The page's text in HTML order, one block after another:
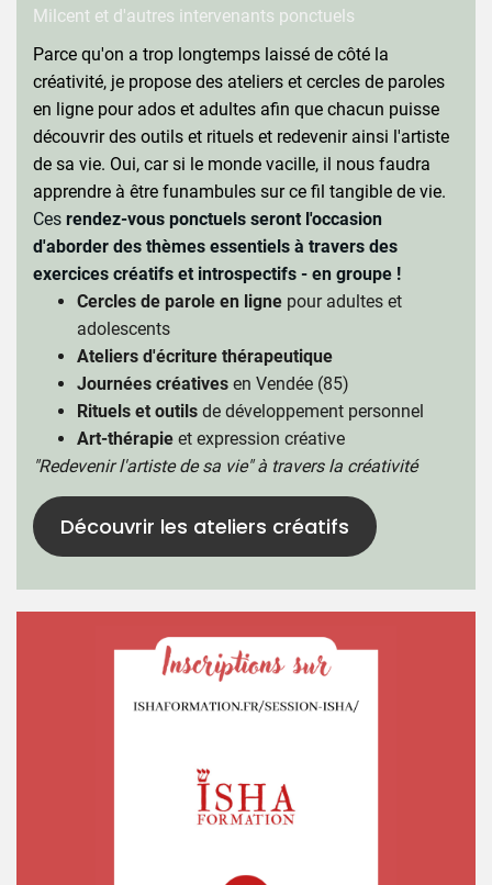
Milcent et d'autres intervenants ponctuels
Parce qu'on a trop longtemps laissé de côté la
créativité, je propose des ateliers et cercles de paroles
en ligne pour ados et adultes afin que chacun puisse
découvrir des outils et rituels et redevenir ainsi l'artiste
de sa vie. Oui, car si le monde vacille, il nous faudra
apprendre à être funambules sur ce fil tangible de vie.
Ces rendez-vous ponctuels seront l'occasion
d'aborder des thèmes essentiels à travers des
exercices créatifs et introspectifs - en groupe !
Cercles de parole en ligne pour adultes et
adolescents
Ateliers d'écriture thérapeutique
Journées créatives en Vendée (85)
Rituels et outils de développement personnel
Art-thérapie et expression créative
"Redevenir l'artiste de sa vie" à travers la créativité
Découvrir les ateliers créatifs